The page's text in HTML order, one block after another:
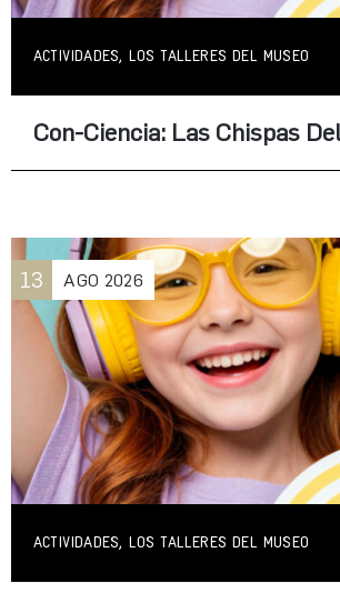
ACTIVIDADES, LOS TALLERES DEL MUSEO
Con-Ciencia: Las Chispas
13 AGO 2026
ACTIVIDADES, LOS TALLERES DEL MUSEO